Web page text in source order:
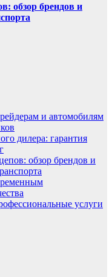
обзор брендов и
и автомобилям
дилера: гарантия
обзор брендов и
услуги